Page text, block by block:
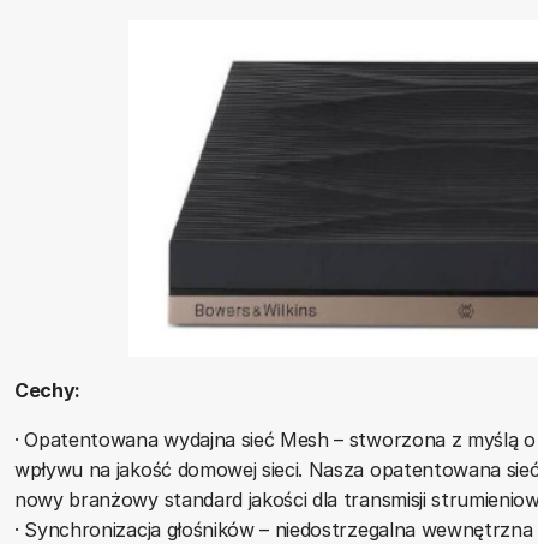
Cechy:
· Opatentowana wydajna sieć Mesh – stworzona z myślą
wpływu na jakość domowej sieci. Nasza opatentowana
nowy branżowy standard jakości dla transmisji
· Synchronizacja głośników – niedostrzegalna